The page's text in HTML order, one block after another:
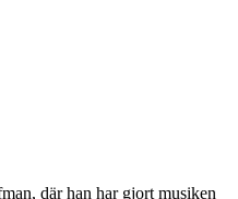
där han har gjort musiken